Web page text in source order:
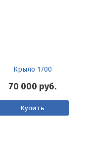
Крыло 1700
70 000 руб.
Купить